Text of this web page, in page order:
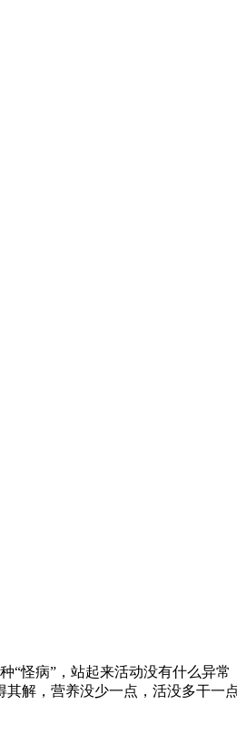
怪病”，站起来活动没有什么异常
解，营养没少一点，活没多干一